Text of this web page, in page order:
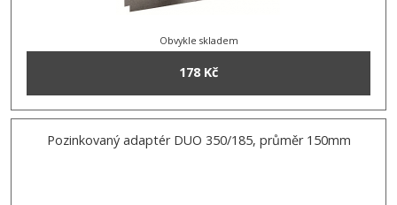
Obvykle skladem
178 Kč
Pozinkovaný adaptér DUO 350/185, průměr 150mm